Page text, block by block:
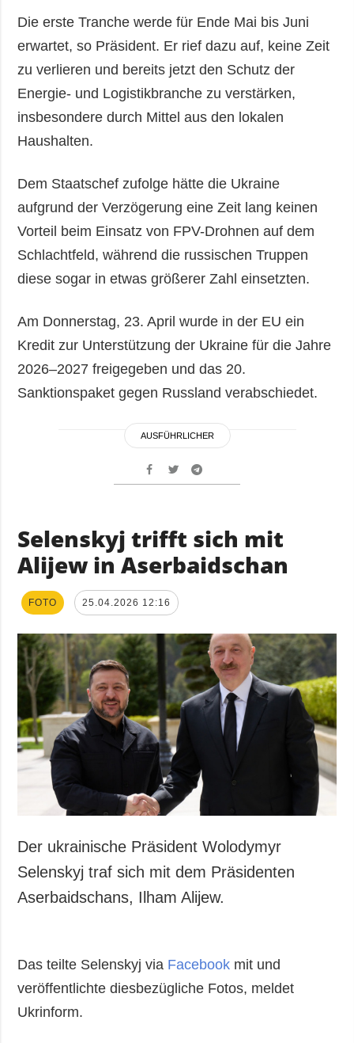
Die erste Tranche werde für Ende Mai bis Juni
erwartet, so Präsident. Er rief dazu auf, keine Zeit
zu verlieren und bereits jetzt den Schutz der
Energie- und Logistikbranche zu verstärken,
insbesondere durch Mittel aus den lokalen
Haushalten.
Dem Staatschef zufolge hätte die Ukraine
aufgrund der Verzögerung eine Zeit lang keinen
Vorteil beim Einsatz von FPV-Drohnen auf dem
Schlachtfeld, während die russischen Truppen
diese sogar in etwas größerer Zahl einsetzten.
Am Donnerstag, 23. April wurde in der EU ein
Kredit zur Unterstützung der Ukraine für die Jahre
2026–2027 freigegeben und das 20.
Sanktionspaket gegen Russland verabschiedet.
AUSFÜHRLICHER
Selenskyj trifft sich mit
Alijew in Aserbaidschan
FOTO 25.04.2026 12:16
Der ukrainische Präsident Wolodymyr
Selenskyj traf sich mit dem Präsidenten
Aserbaidschans, Ilham Alijew.
Das teilte Selenskyj via Facebook mit und
veröffentlichte diesbezügliche Fotos, meldet
Ukrinform.